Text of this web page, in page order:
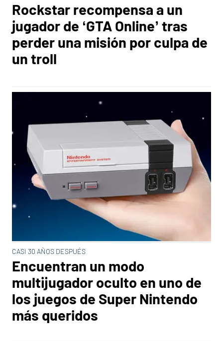
Rockstar recompensa a un
jugador de ‘GTA Online’ tras
perder una misión por culpa de
un troll
CASI 30 AÑOS DESPUÉS
Encuentran un modo
multijugador oculto en uno de
los juegos de Super Nintendo
más queridos